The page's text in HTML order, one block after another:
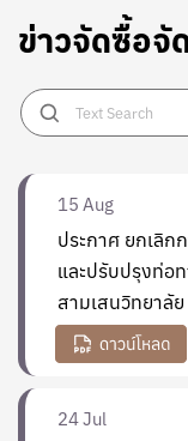
ข่าวจัดซื้อจั
15 Aug
ประกาศ ยกเลิก
และปรับปรุงท่อ
สามเสนวิทยาลัย
24Jul